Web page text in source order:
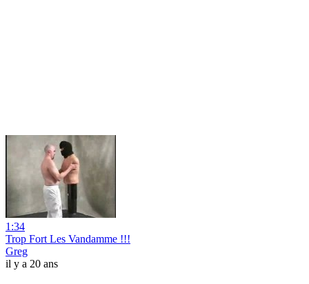
1:34
Trop Fort Les Vandamme !!!
Greg
il y a 20 ans